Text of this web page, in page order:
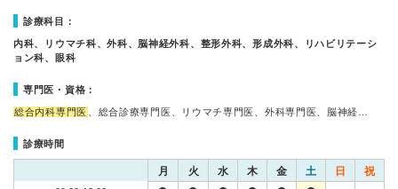
診療科目：
内科、リウマチ科、外科、脳神経外科、整形外科、形成外科、リハビリテーシ
ョン科、眼科
専門医・資格：
総合内科専門医 、総合診療専門医、リウマチ専門医、外科専門医、脳神経…
診療時間
月 火 水 木 金 土 日 祝